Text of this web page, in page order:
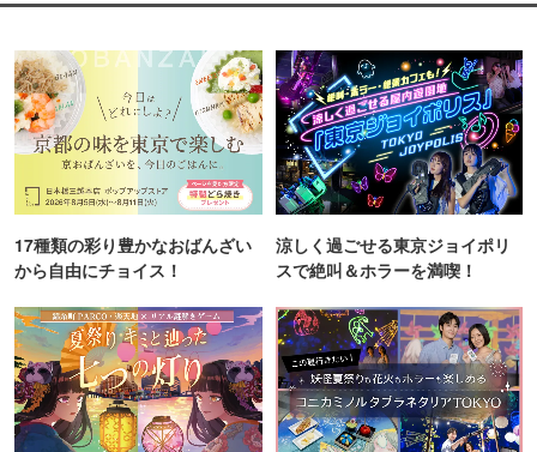
17種類の彩り豊かなおばんざい
から自由にチョイス！
涼しく過ごせる東京ジョイポリ
スで絶叫＆ホラーを満喫！